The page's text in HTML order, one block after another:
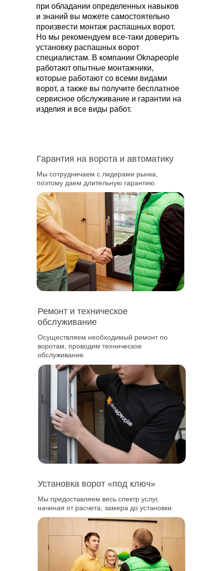
при обладании определенных навыков
и знаний вы можете самостоятельно
произвести монтаж распашных ворот.
Но мы рекомендуем все-таки доверить
установку распашных ворот
специалистам. В компании Oknapeople
работают опытные монтажники,
которые работают со всеми видами
ворот, а также вы получите бесплатное
сервисное обслуживание и гарантии на
изделия и все виды работ.
Гарантия на ворота и автоматику
Ремонт и техническое
обслуживание
Установка ворот «под ключ»
Мы сотрудничаем с лидерами рынка,
поэтому даем длительную гарантию.
Осуществляем необходимый ремонт по
воротам, проводим техническое
обслуживание.
Мы предоставляем весь спектр услуг,
начиная от расчета, замера до установки.
Подберём ворота
под ваш бюджет
Расскажите о своем
Номер для связи
+7
Нажимая на кнопку, я даю свое согласие
на обработку персональных данных и
соглашаюсь с условиями политики
конфиденциальности
Я согласен на получение информации от
vo-zavod.ru в виде sms, email рассылки
Отправить заявку
Приходите к нам в гости
Пожалуйста, перед визитом предупредите
нас о посещении
+7(495) 291-70-63
Отдел продаж
Товары и услуги для вашего дома с
профессиональной установкой от Oknapeople